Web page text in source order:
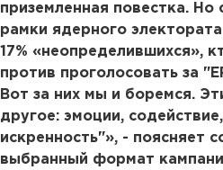
приземленная повестка. Но
рамки ядерного
17% «неопределившихся»,
против проголосовать за
Вот за них мы и боремся.
другое: эмоции,
искренность"», - поясняет
выбранный формат